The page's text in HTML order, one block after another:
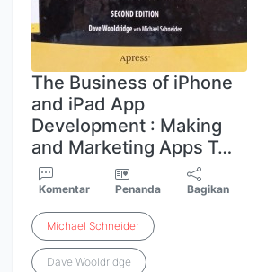
The Business of iPhone
and iPad App
Development : Making
and Marketing Apps T…
Komentar Penanda Bagikan
Michael Schneider
Dave Wooldridge